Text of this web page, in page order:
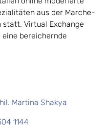
aus der Marche-
statt. Virtual Exchange
bereichernde
Martina Shakya
1144